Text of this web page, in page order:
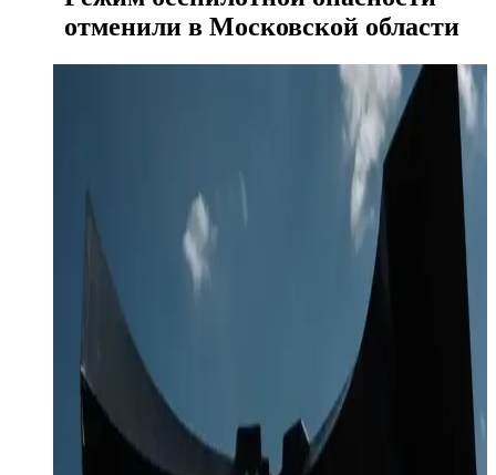
отменили в Московской области